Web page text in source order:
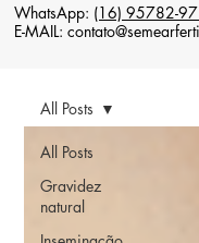
WhatsApp: (16) 95782-
E-MAIL:
All Posts
Gravidez
natural
All Posts